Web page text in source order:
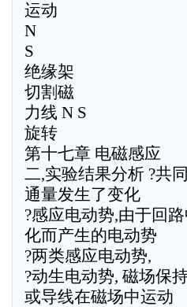
运动
N
S
绝缘架
切割磁
力线 N S
旋转
第十七章 电磁感应
二,实验结果分析 ?共
通量发生了变化
?感应电动势,由于回
化而产生的电动势
?两类感应电动势,
?动生电动势, 磁场保
或导线在磁场中运动